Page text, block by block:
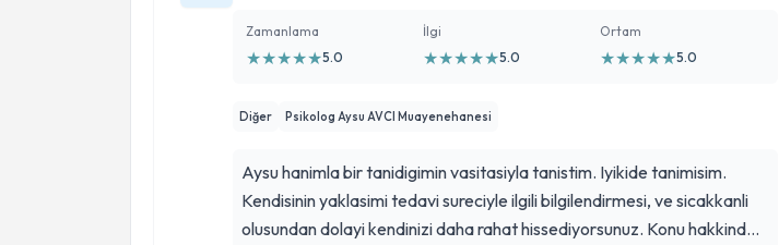
Zamanlama
★★★★★5.0
İlgi
★★★★★5.0
Ortam
★★★★★5.0
Diğer Psikolog Aysu AVCI Muayenehanesi
Aysu hanimla bir tanidigimin vasitasiyla tanistim. Iyikide tanimisim.
Kendisinin yaklasimi tedavi sureciyle ilgili bilgilendirmesi, ve sicakkanli
olusundan dolayi kendinizi daha rahat hissediyorsunuz. Konu hakkinda